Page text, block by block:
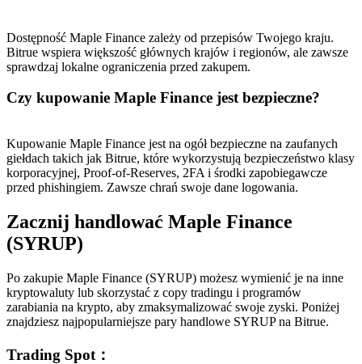
Dostępność Maple Finance zależy od przepisów Twojego kraju.
Bitrue wspiera większość głównych krajów i regionów, ale zawsze
sprawdzaj lokalne ograniczenia przed zakupem.
Czy kupowanie Maple Finance jest bezpieczne?
Kupowanie Maple Finance jest na ogół bezpieczne na zaufanych
giełdach takich jak Bitrue, które wykorzystują bezpieczeństwo klasy
korporacyjnej, Proof-of-Reserves, 2FA i środki zapobiegawcze
przed phishingiem. Zawsze chrań swoje dane logowania.
Zacznij handlować Maple Finance
(SYRUP)
Po zakupie Maple Finance (SYRUP) możesz wymienić je na inne
kryptowaluty lub skorzystać z copy tradingu i programów
zarabiania na krypto, aby zmaksymalizować swoje zyski. Poniżej
znajdziesz najpopularniejsze pary handlowe SYRUP na Bitrue.
Trading Spot ：